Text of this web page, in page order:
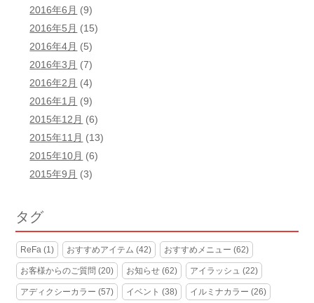
2016年6月 (9)
2016年5月 (15)
2016年4月 (5)
2016年3月 (7)
2016年2月 (4)
2016年1月 (9)
2015年12月 (6)
2015年11月 (13)
2015年10月 (6)
2015年9月 (3)
タグ
ReFa (1) おすすめアイテム (42) おすすめメニュー (62)
お客様からのご質問 (20) お知らせ (62) アイラッシュ (22)
アディクシーカラー (57) イベント (38) イルミナカラー (26)